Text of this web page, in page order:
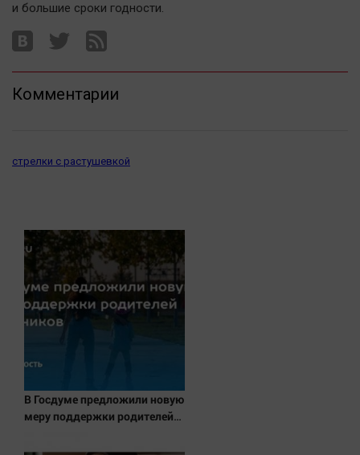
Дети
ЖКХ
Качество жизни
Персона
Последняя инстанция
Светская жизнь
Тенденции
и большие сроки годности.
Комментарии
стрелки с растушевкой
В Госдуме предложили новую
меру поддержки родителей